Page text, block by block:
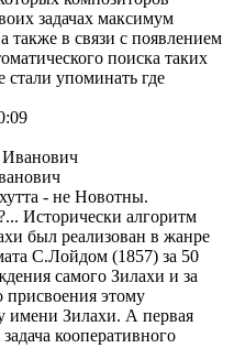
задачах максимум
также в связи с появлением
поиска таких
стали упоминать где
- не Новотны.
Исторически алгоритм
был реализован в жанре
С.Лойдом (1857) за 50
самого Зилахи и за
присвоения этому
имени Зилахи. А первая
задача кооперативного